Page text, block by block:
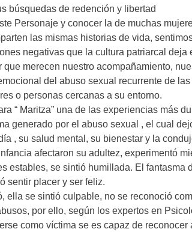
búsquedas de redención y libertad
Personaje y conocer la de muchas
las mismas historias de vida,
negativas que la cultura patriarcal deja
que merecen nuestro acompañamiento,
del abuso sexual recurrente de
o personas cercanas a su entorno.
“ Maritza” una de las experiencias más
generado por el abuso sexual , el cual
, su salud mental, su bienestar y la
afectaron su adultez, experimentó
estables, se sintió humillada. El fantasma
sentir placer y ser feliz.
ella se sintió culpable, no se reconoció
por ello, según los expertos en
como víctima se es capaz de reconocer